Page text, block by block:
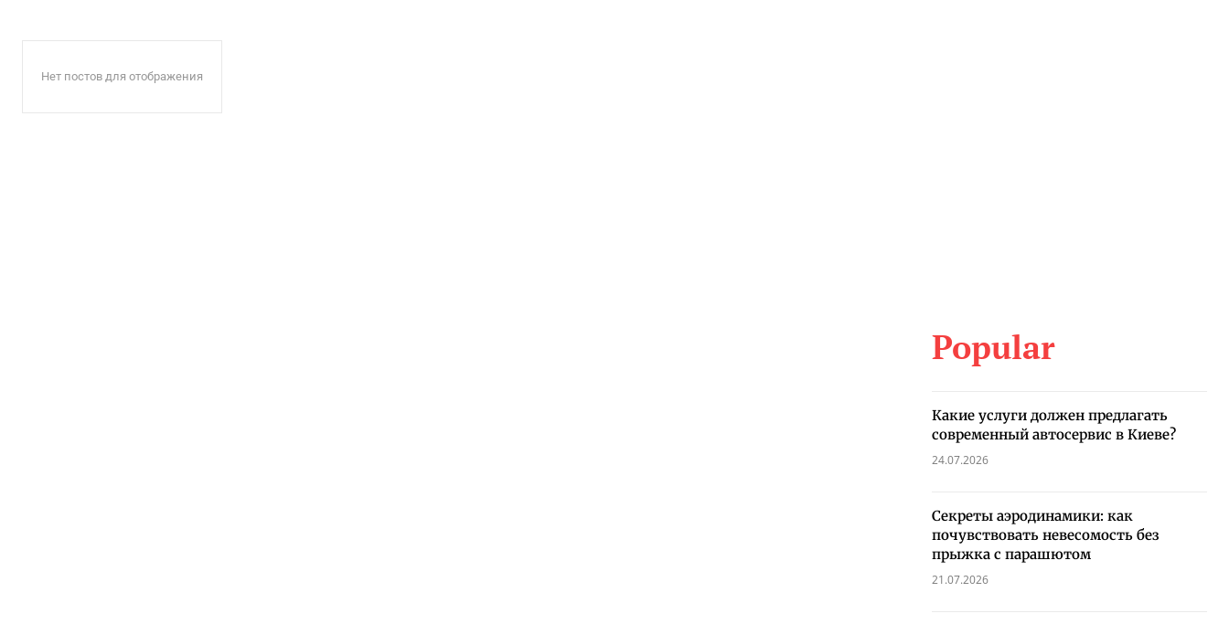
Нет постов для отображения
Popular
Какие услуги должен предлагать
современный автосервис в Киеве?
24.07.2026
Секреты аэродинамики: как
почувствовать невесомость без
прыжка с парашютом
21.07.2026